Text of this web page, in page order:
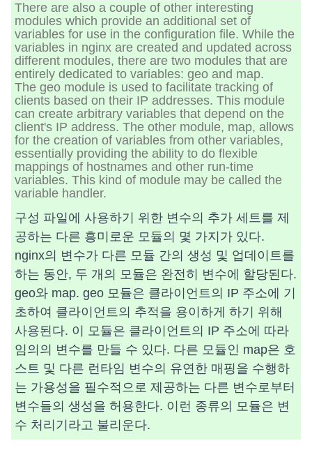
There are also a couple of other interesting
modules which provide an additional set of
variables for use in the configuration file. While the
variables in nginx are created and updated across
different modules, there are two modules that are
entirely dedicated to variables: geo and map.
The geo module is used to facilitate tracking of
clients based on their IP addresses. This module
can create arbitrary variables that depend on the
client's IP address. The other module, map, allows
for the creation of variables from other variables,
essentially providing the ability to do flexible
mappings of hostnames and other run-time
variables. This kind of module may be called the
variable handler.
구성 파일에 사용하기 위한 변수의 추가 세트를 제
공하는 다른 흥미로운 모듈의 몇 가지가 있다.
nginx의 변수가 다른 모듈 간의 생성 및 업데이트를
하는 동안, 두 개의 모듈은 완전히 변수에 할당된다.
geo와 map. geo 모듈은 클라이언트의 IP 주소에 기
초하여 클라이언트의 추적을 용이하게 하기 위해
사용된다. 이 모듈은 클라이언트의 IP 주소에 따라
임의의 변수를 만들 수 있다. 다른 모듈인 map은 호
스트 및 다른 런타임 변수의 유연한 매핑을 수행하
는 가용성을 필수적으로 제공하는 다른 변수로부터
변수들의 생성을 허용한다. 이런 종류의 모듈은 변
수 처리기라고 불리운다.